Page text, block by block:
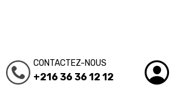
CONTACTEZ-NOUS
+216 36 36 12 12